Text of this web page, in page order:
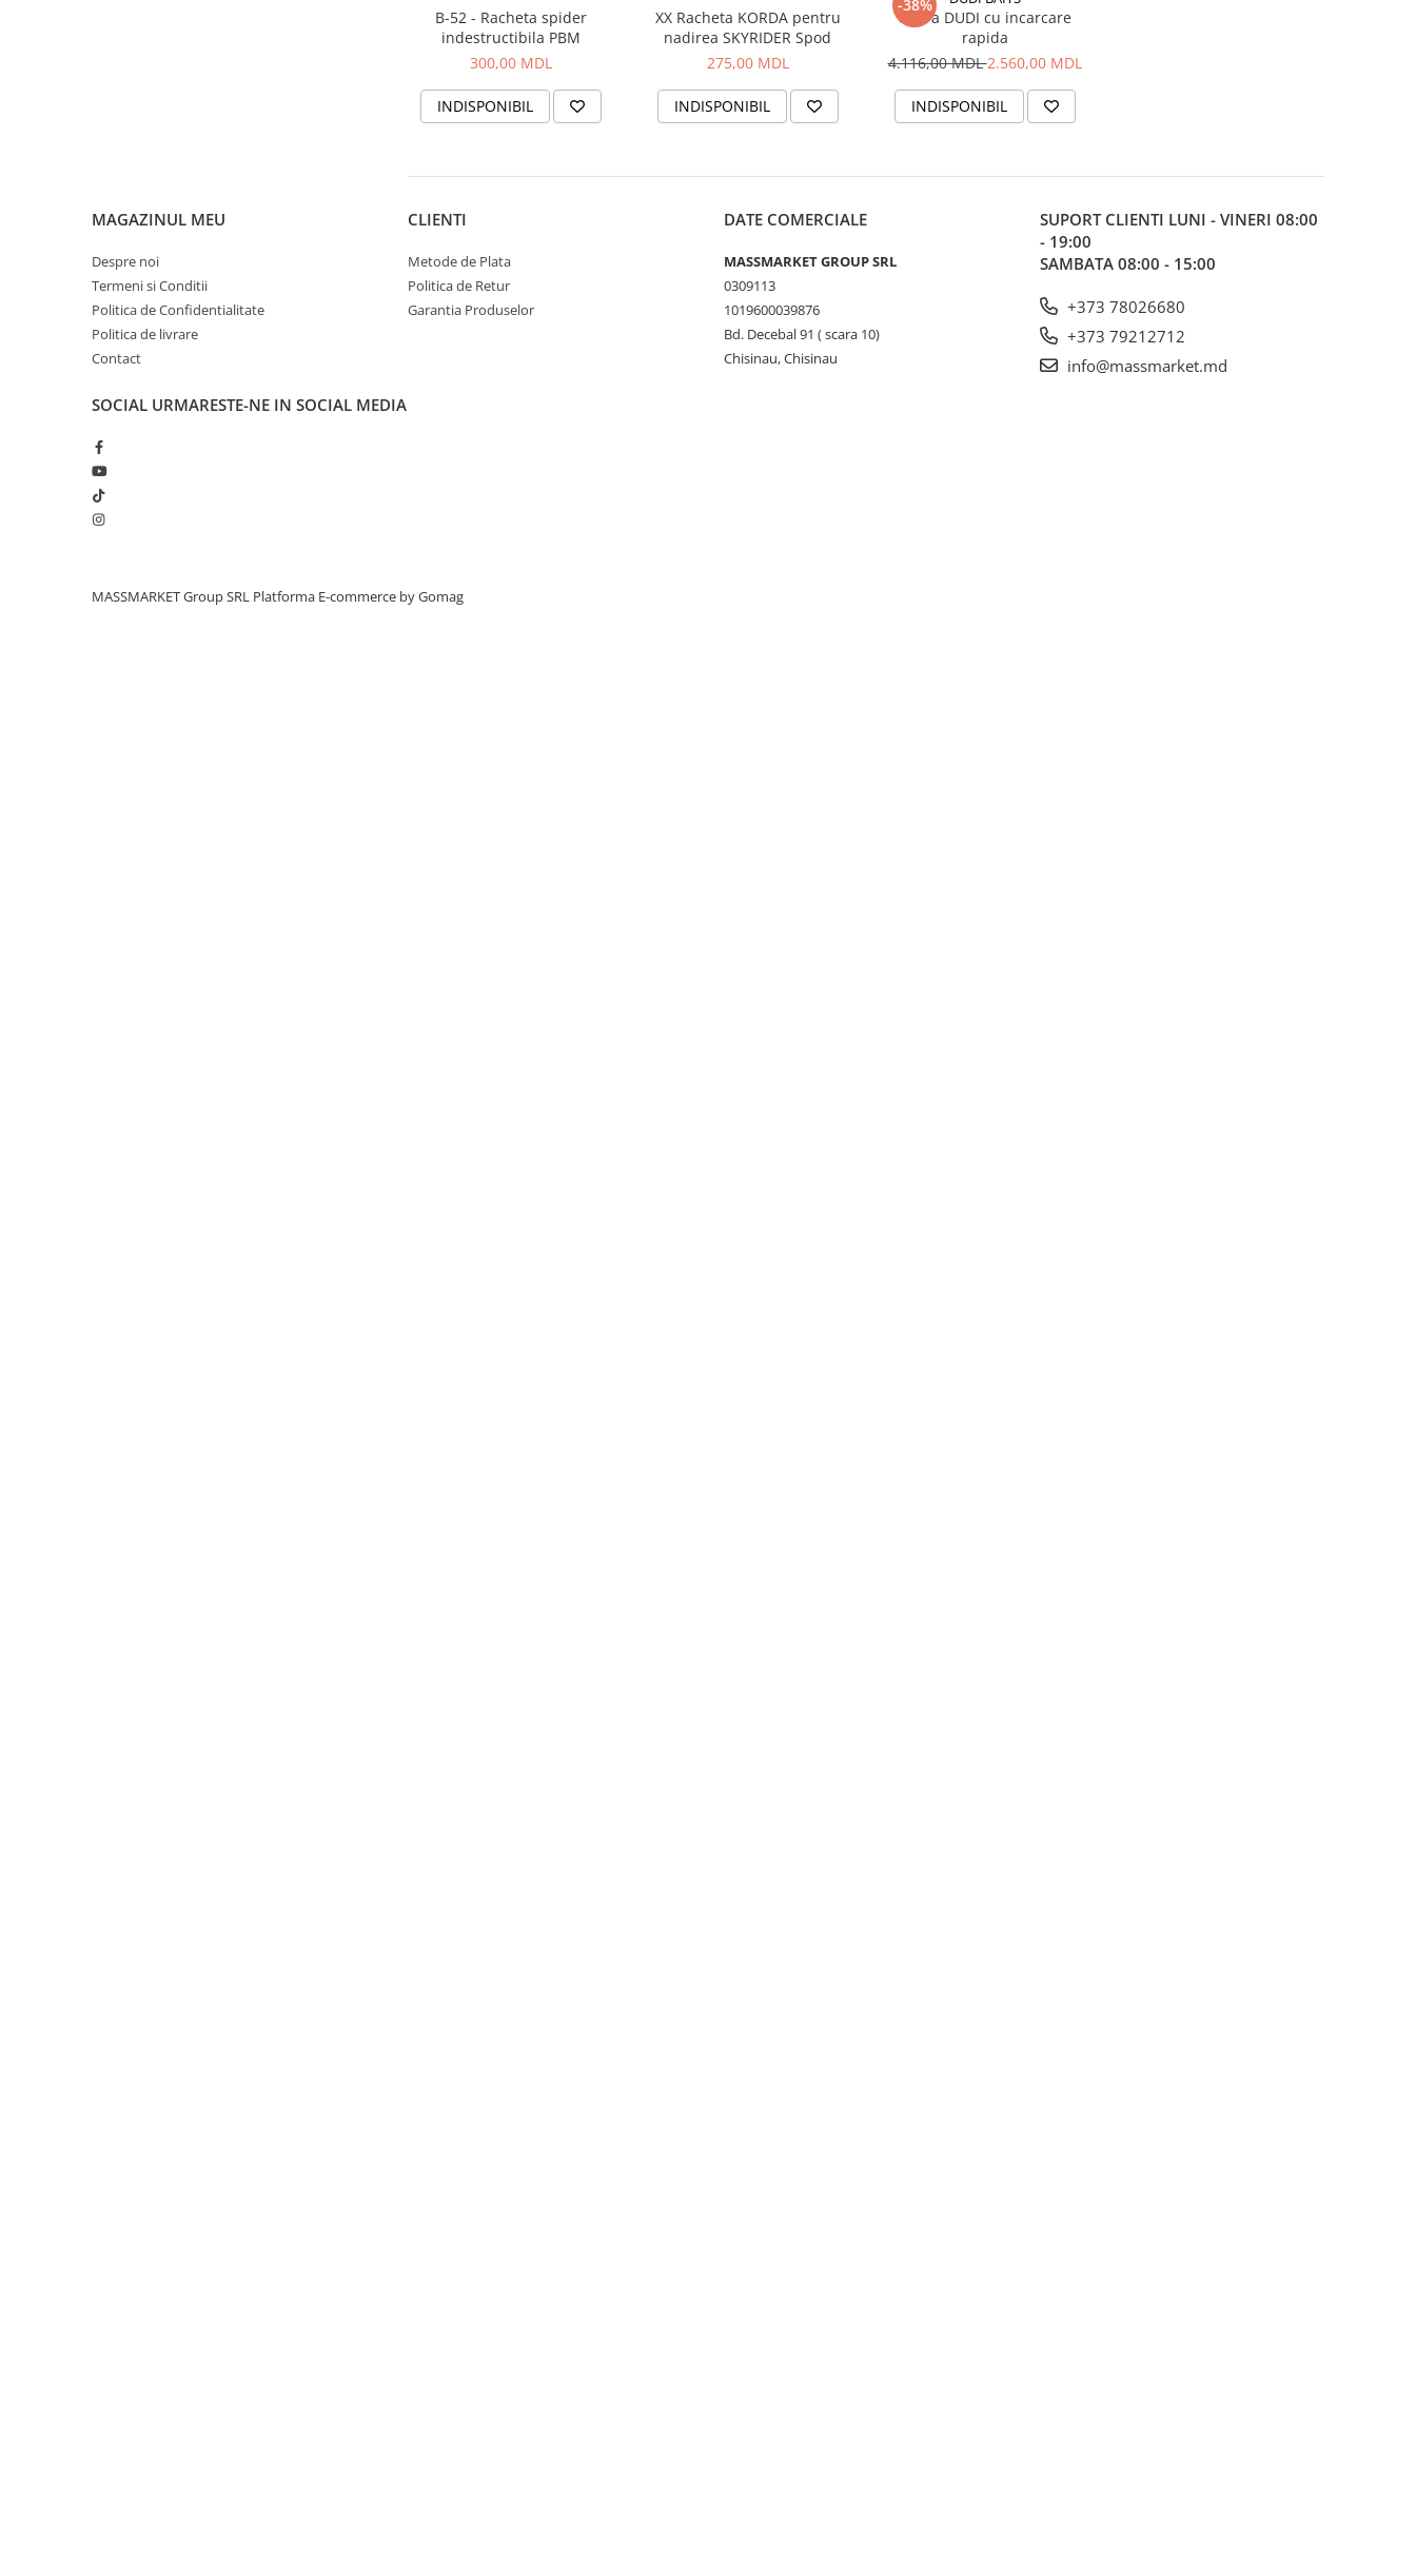
Bagajerie pescuit
Accesorii conexe pescuit
Instrumente
Barci, sonare
B-52 - Racheta spider
indestructibila PBM
300,00 MDL
INDISPONIBIL
XX Racheta KORDA pentru
nadirea SKYRIDER Spod
275,00 MDL
INDISPONIBIL
-38%
Cobra DUDI cu incarcare
rapida
4.116,00 MDL2.560,00 MDL
INDISPONIBIL
MAGAZINUL MEU
Despre noi
Termeni si Conditii
Politica de Confidentialitate
Politica de livrare
Contact
CLIENTI
Metode de Plata
Politica de Retur
Garantia Produselor
DATE COMERCIALE
MASSMARKET GROUP SRL
0309113
1019600039876
Bd. Decebal 91 ( scara 10)
Chisinau, Chisinau
SUPORT CLIENTI LUNI - VINERI 08:00
- 19:00
SAMBATA 08:00 - 15:00
+373 78026680
+373 79212712
info@massmarket.md
SOCIAL URMARESTE-NE IN SOCIAL MEDIA
MASSMARKET Group SRL Platforma E-commerce by Gomag